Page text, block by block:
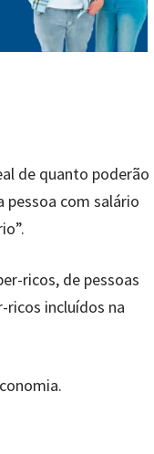
de quanto poderão
pessoa com salário
ricos, de pessoas
ricos incluídos na